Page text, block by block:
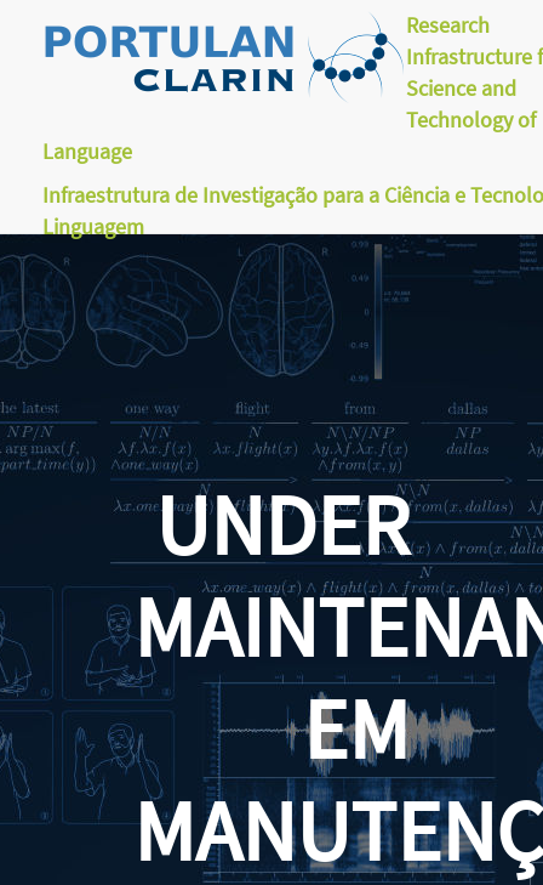
Research
Infrastructure
Science and
Technology of
Language
Infraestrutura de Investigação para a Ciência e
Linguagem
UNDER
EM